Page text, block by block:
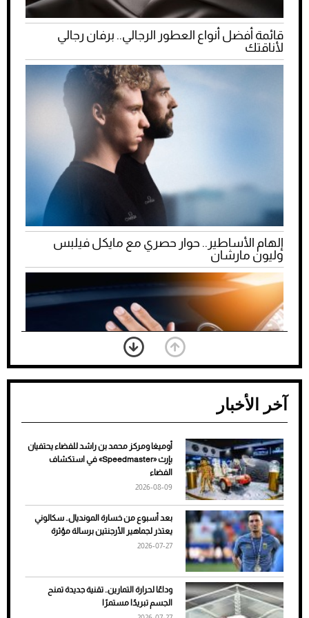
قائمة أفضل أنواع العطور الرجالي.. برفان رجالي
لأناقتك
إلهام الأساطير.. حوار حصري مع مايكل فيلبس
وليون مارشان
ضعف تبريد مكيف السيارة عند الوقوف.. أشهر
الأسباب والحلول
آخر الأخبار
أوميغا ومركز محمد بن راشد للفضاء يحتفيان
بإرث «Speedmaster» في استكشاف
الفضاء
2026-08-09
بعد أسبوع من خسارة المونديال.. سكالوني
يعتذر لجماهير الأرجنتين برسالة مؤثرة
2026-07-27
وداعًا لحرارة التمارين.. تقنية جديدة تمنح
الجسم تبريدًا مستمرًا